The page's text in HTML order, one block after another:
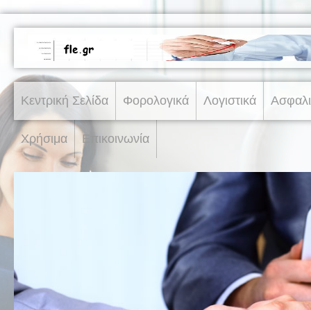
Κεντρική Σελίδα Φορολογικά Λογιστικά
Χρήσιμα Επικοινωνία